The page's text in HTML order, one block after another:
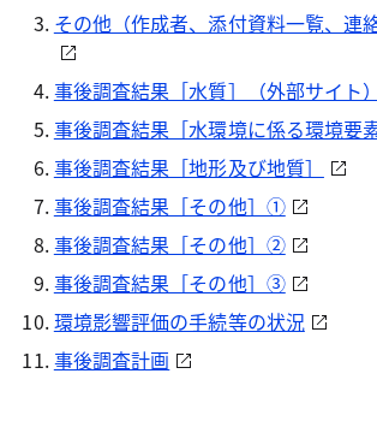
その他（作成者、添付資料一覧、連
事後調査結果［水質］（外部サイト）
事後調査結果［水環境に係る環境要素
事後調査結果［地形及び地質］
事後調査結果［その他］①
事後調査結果［その他］②
事後調査結果［その他］③
環境影響評価の手続等の状況
事後調査計画